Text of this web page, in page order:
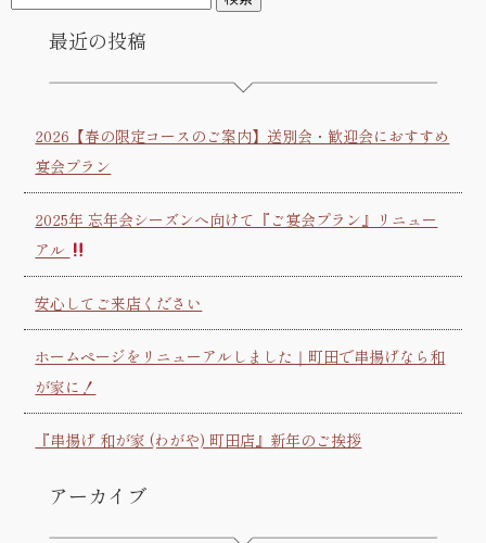
最近の投稿
2026【春の限定コースのご案内】送別会・歓迎会におすすめ
宴会プラン
2025年 忘年会シーズンへ向けて『ご宴会プラン』リニュー
アル
安心してご来店ください
ホームページをリニューアルしました｜町田で串揚げなら和
が家に！
『串揚げ 和が家 (わがや) 町田店』新年のご挨拶
アーカイブ